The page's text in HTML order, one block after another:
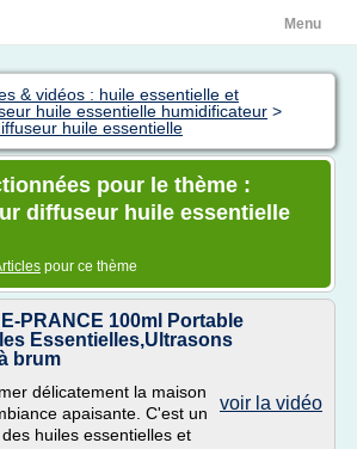
Menu
& vidéos : huile essentielle et
huile essentielle humidificateur >
huile essentielle
pour le thème :
diffuseur huile essentielle
pour ce thème
PRANCE 100ml Portable
Essentielles,Ultrasons
brum
voir la vidéo
délicatement la maison
apaisante. C'est un
huiles essentielles et